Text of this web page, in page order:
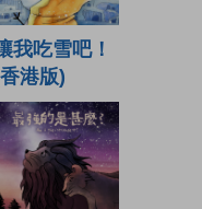
我吃雪吧！
港版)